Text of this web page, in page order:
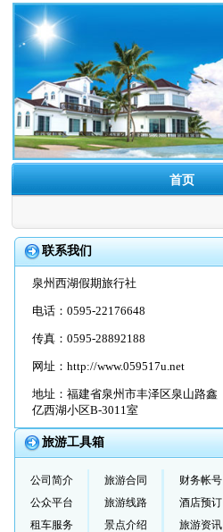
首页
联系我们
泉州西湖假期旅行社
电话：0595-22176648
传真：0595-28892188
网址： http://www.059517u.net
地址：福建省泉州市丰泽区泉山路鑫
亿西湖小区B-3011室
旅游工具箱
公司简介 旅游合同
财务帐号
公众平台
旅游线路
酒店预订
租车服务
景点介绍 旅游资讯